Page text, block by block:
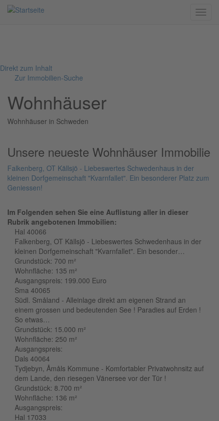
Direkt zum Inhalt
Zur Immobilien-Suche
Wohnhäuser
Wohnhäuser in Schweden
Unsere neueste Wohnhäuser Immobilie
Falkenberg, OT Källsjö - Liebeswertes Schwedenhaus in der
kleinen Dorfgemeinschaft "Kvarnfallet". Ein besonderer Platz zum
Geniessen!
Im Folgenden sehen Sie eine Auflistung aller in dieser
Rubrik angebotenen Immobilien:
Hal 40066
Falkenberg, OT Källsjö - Liebeswertes Schwedenhaus in der
kleinen Dorfgemeinschaft "Kvarnfallet". Ein besonder…
Grundstück: 700 m²
Wohnfläche: 135 m²
Ausgangspreis: 199.000 Euro
Sma 40065
Südl. Småland - Alleinlage direkt am eigenen Strand an
einem grossen und bedeutenden See ! Paradies auf Erden !
So etwas…
Grundstück: 15.000 m²
Wohnfläche: 250 m²
Ausgangspreis:
Dals 40064
Tydjebyn, Åmåls Kommune - Komfortabler Privatwohnsitz auf
dem Lande, den riesegen Vänersee vor der Tür !
Grundstück: 8.700 m²
Wohnfläche: 136 m²
Ausgangspreis:
Hal 17033